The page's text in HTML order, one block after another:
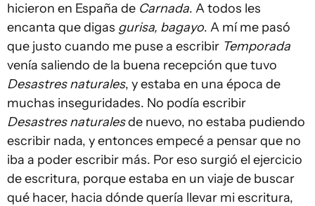
hicieron en España de Carnada. A todos les
encanta que digas gurisa, bagayo. A mí me pasó
que justo cuando me puse a escribir Temporada
venía saliendo de la buena recepción que tuvo
Desastres naturales, y estaba en una época de
muchas inseguridades. No podía escribir
Desastres naturalesde nuevo, no estaba pudiendo
escribir nada, y entonces empecé a pensar que no
iba a poder escribir más. Por eso surgió el ejercicio
de escritura, porque estaba en un viaje de buscar
qué hacer, hacia dónde quería llevar mi escritura,